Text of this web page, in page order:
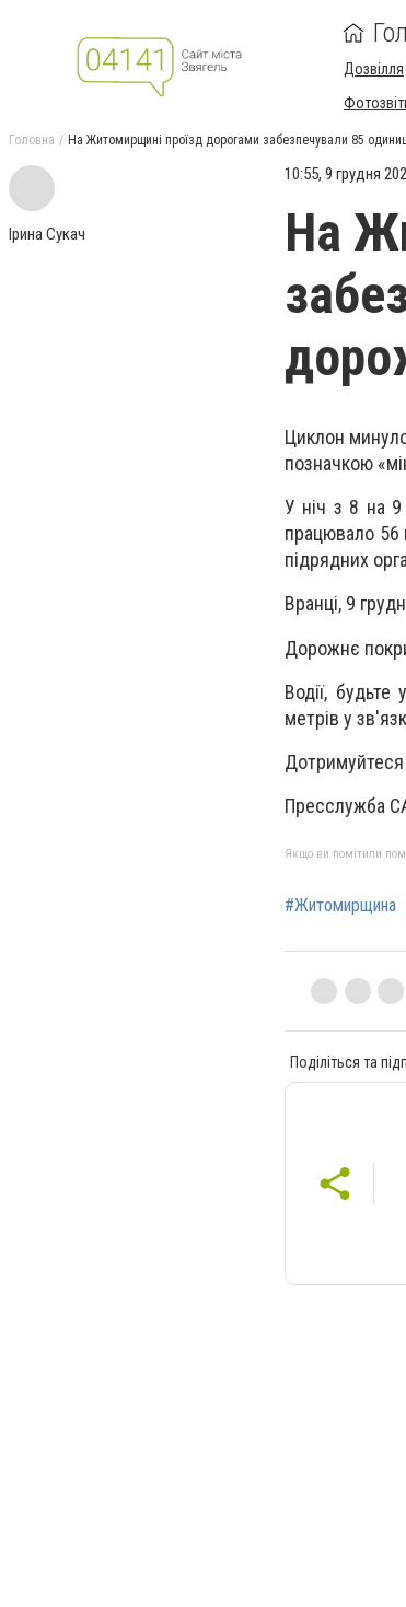
Дозвілля
Головна На Житомирщині проїзд дорогами забезпечували 85
Ірина Сукач
10:55, 9 грудня
На
Циклон
позначкою
У ніч з 8 на 9
працювало 56
підрядних
Вранці, 9
Дорожнє
Водії,
метрів у
Дотримуйтеся
Пресслужба
Якщо ви помітили
#Житомирщина
Поділіться та